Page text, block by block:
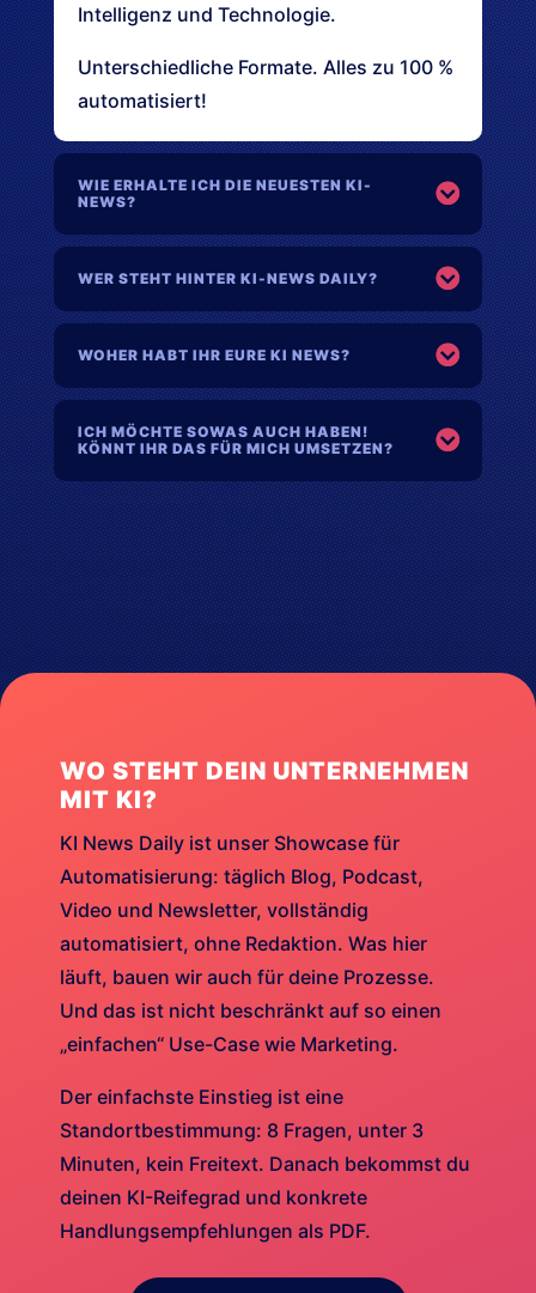
Intelligenz und Technologie.
Unterschiedliche Formate. Alles zu 100 %
automatisiert!
WIE ERHALTE ICH DIE NEUESTEN KI-
NEWS?
WER STEHT HINTER KI-NEWS DAILY?
WOHER HABT IHR EURE KI NEWS?
ICH MÖCHTE SOWAS AUCH HABEN!
KÖNNT IHR DAS FÜR MICH UMSETZEN?
WO STEHT DEIN UNTERNEHMEN
MIT KI?
KI News Daily ist unser Showcase für
Automatisierung: täglich Blog, Podcast,
Video und Newsletter, vollständig
automatisiert, ohne Redaktion. Was hier
läuft, bauen wir auch für deine Prozesse.
Und das ist nicht beschränkt auf so einen
„einfachen“ Use-Case wie Marketing.
Der einfachste Einstieg ist eine
Standortbestimmung: 8 Fragen, unter 3
Minuten, kein Freitext. Danach bekommst du
deinen KI-Reifegrad und konkrete
Handlungsempfehlungen als PDF.